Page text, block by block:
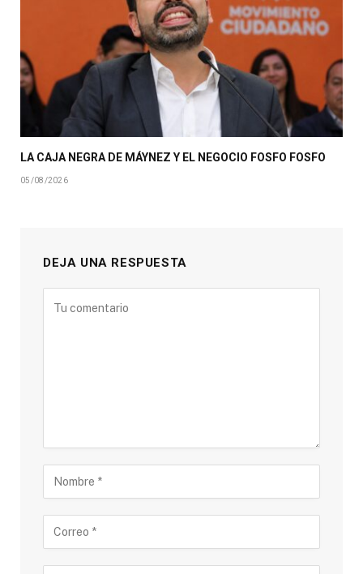
LA CAJA NEGRA DE MÁYNEZ Y EL NEGOCIO FOSFO FOSFO
05/08/2026
DEJA UNA RESPUESTA